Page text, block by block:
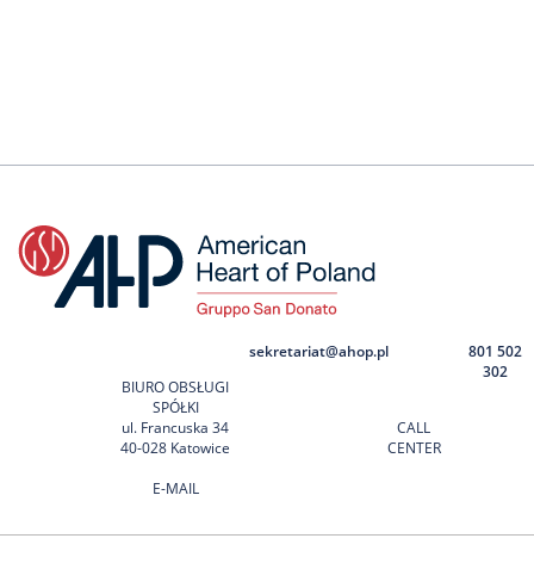
BIURO OBSŁUGI
SPÓŁKI
ul. Francuska 34
40-028 Katowice
E-MAIL
sekretariat@ahop.pl
CALL
CENTER
801 502
302